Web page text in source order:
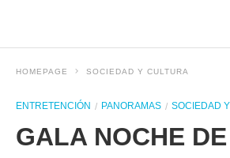
HOMEPAGE SOCIEDAD Y CULTURA
ENTRETENCIÓN PANORAMAS SOCIEDAD
GALA NOCHE DE